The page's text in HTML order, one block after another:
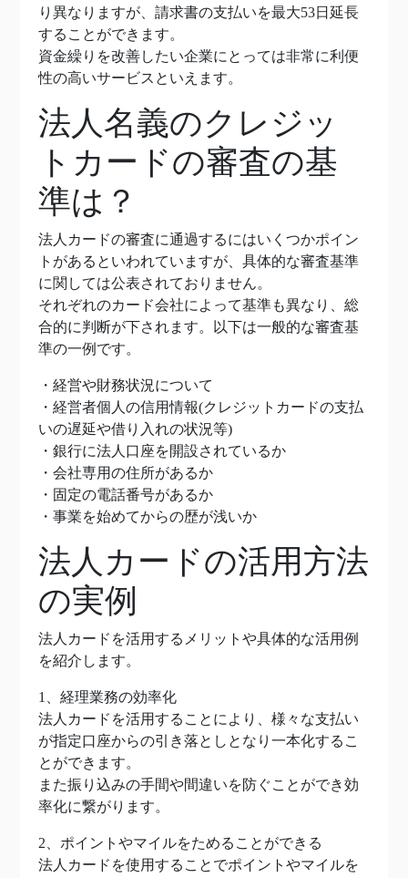
り異なりますが、請求書の支払いを最大53日延長
することができます。
資金繰りを改善したい企業にとっては非常に利便
性の高いサービスといえます。
法人名義のクレジッ
トカードの審査の基
準は？
法人カードの審査に通過するにはいくつかポイン
トがあるといわれていますが、具体的な審査基準
に関しては公表されておりません。
それぞれのカード会社によって基準も異なり、総
合的に判断が下されます。以下は一般的な審査基
準の一例です。
・経営や財務状況について
・経営者個人の信用情報(クレジットカードの支払
いの遅延や借り入れの状況等)
・銀行に法人口座を開設されているか
・会社専用の住所があるか
・固定の電話番号があるか
・事業を始めてからの歴が浅いか
法人カードの活用方法
の実例
法人カードを活用するメリットや具体的な活用例
を紹介します。
1、経理業務の効率化
法人カードを活用することにより、様々な支払い
が指定口座からの引き落としとなり一本化するこ
とができます。
また振り込みの手間や間違いを防ぐことができ効
率化に繋がります。
2、ポイントやマイルをためることができる
法人カードを使用することでポイントやマイルを